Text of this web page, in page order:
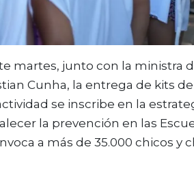
martes, junto con la ministra
Cunha, la entrega de kits de
se inscribe en la
la prevención en las
a más de 35.000 chicos y